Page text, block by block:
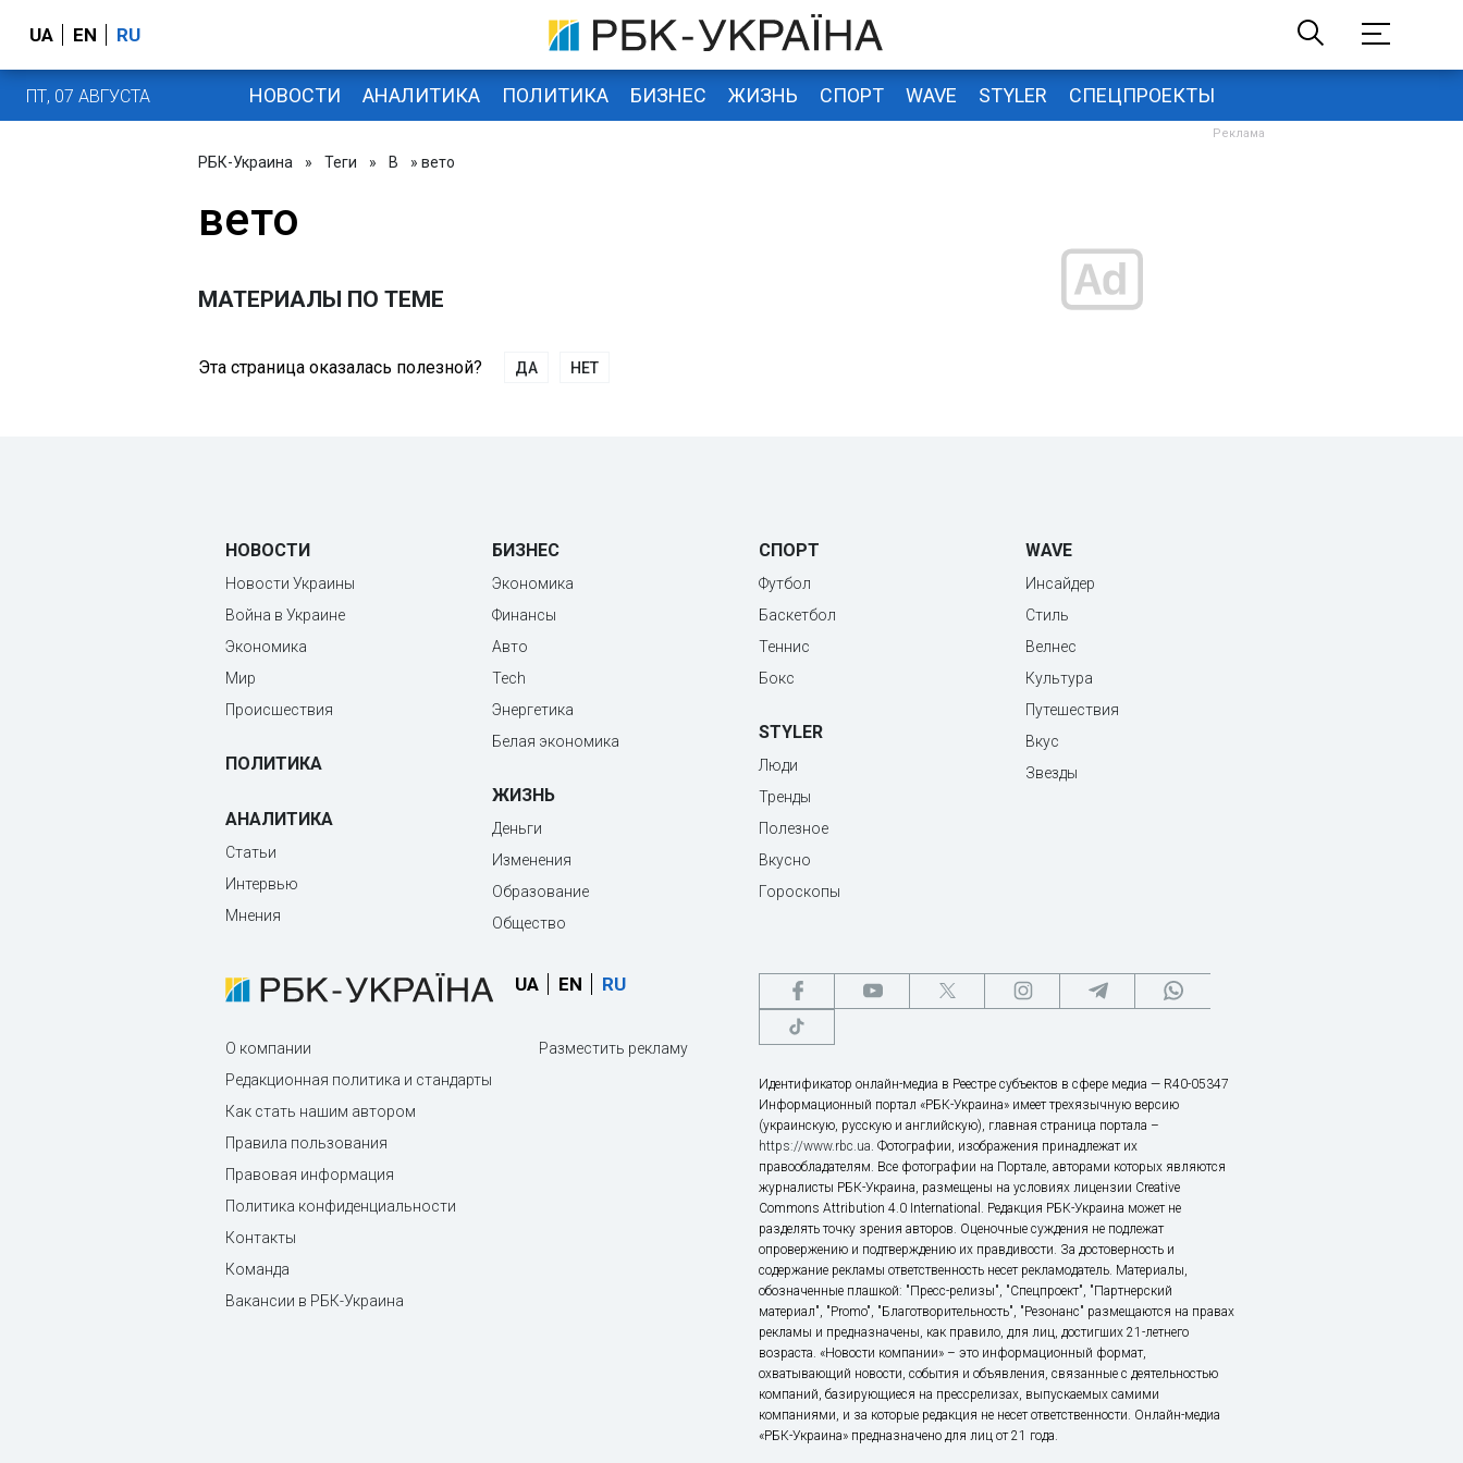
UA EN RU
ПТ, 07 АВГУСТА НОВОСТИ АНАЛИТИКА ПОЛИТИКА БИЗНЕС ЖИЗНЬ СПОРТ WAVE STYLER СПЕЦПРОЕКТЫ
РБК-Украина » Теги » В » вето
вето
МАТЕРИАЛЫ ПО ТЕМЕ
Эта страница оказалась полезной? ДА НЕТ
НОВОСТИ
Новости Украины
Война в Украине
Экономика
Мир
Происшествия
ПОЛИТИКА
АНАЛИТИКА
Статьи
Интервью
Мнения
БИЗНЕС
Экономика
Финансы
Авто
Tech
Энергетика
Белая экономика
ЖИЗНЬ
Деньги
Изменения
Образование
Общество
СПОРТ
Футбол
Баскетбол
Теннис
Бокс
STYLER
Люди
Тренды
Полезное
Вкусно
Гороскопы
WAVE
Инсайдер
Стиль
Велнес
Культура
Путешествия
Вкус
Звезды
UA EN RU
О компании
Редакционная политика и стандарты
Как стать нашим автором
Правила пользования
Правовая информация
Политика конфиденциальности
Контакты
Команда
Вакансии в РБК-Украина
Разместить рекламу
Идентификатор онлайн-медиа в Реестре субъектов в сфере медиа — R40-05347
Информационный портал «РБК-Украина» имеет трехязычную версию
(украинскую, русскую и английскую), главная страница портала –
https://www.rbc.ua. Фотографии, изображения принадлежат их
правообладателям. Все фотографии на Портале, авторами которых являются
журналисты РБК-Украина, размещены на условиях лицензии Creative
Commons Attribution 4.0 International. Редакция РБК-Украина может не
разделять точку зрения авторов. Оценочные суждения не подлежат
опровержению и подтверждению их правдивости. За достоверность и
содержание рекламы ответственность несет рекламодатель. Материалы,
обозначенные плашкой: "Пресс-релизы", "Спецпроект", "Партнерский
материал", "Promo", "Благотворительность", "Резонанс" размещаются на правах
рекламы и предназначены, как правило, для лиц, достигших 21-летнего
возраста. «Новости компании» – это информационный формат,
охватывающий новости, события и объявления, связанные с деятельностью
компаний, базирующиеся на прессрелизах, выпускаемых самими
компаниями, и за которые редакция не несет ответственности. Онлайн-медиа
«РБК-Украина» предназначено для лиц от 21 года.